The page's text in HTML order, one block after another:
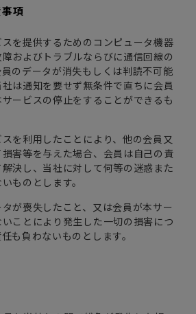
項
を提供するためのコンピュータ機器
およびトラブルならびに通信回線の
のデータが消失もしくは判読不可能
は通知を要せず無条件で直ちに会員
ービスの停止をすることができるも
を利用したことにより、他の会員又
害等を与えた場合、会員は自己の責
決し、当社に対して何等の迷惑また
ものとします。
が喪失したこと、又は会員が本サー
ことにより発生した一切の損害につ
も負わないものとします。